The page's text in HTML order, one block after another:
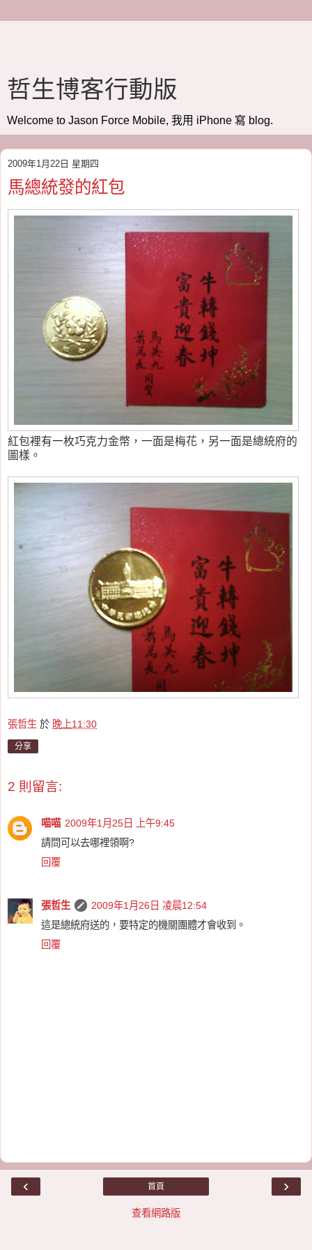
哲生博客行動版
Welcome to Jason Force Mobile, 我用 iPhone 寫 blog.
2009年1月22日 星期四
馬總統發的紅包
紅包裡有一枚巧克力金幣，一面是梅花，另一面是總統府的
圖樣。
張哲生 於 晚上11:30
分享
2 則留言:
喵喵 2009年1月25日 上午9:45
請問可以去哪裡領啊?
回覆
張哲生
2009年1月26日 凌晨12:54
這是總統府送的，要特定的機關團體才會收到。
回覆
‹ ›
首頁
查看網路版